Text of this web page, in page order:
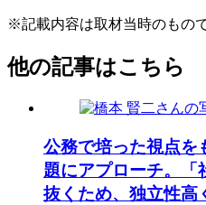
※記載内容は取材当時のもので
他の記事はこちら
公務で培った視点を
題にアプローチ。「
抜くため、独立性高